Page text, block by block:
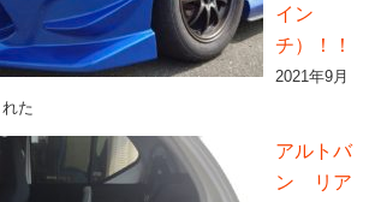
イン
チ）！！
2021年9月
た
アルトバ
ン リア